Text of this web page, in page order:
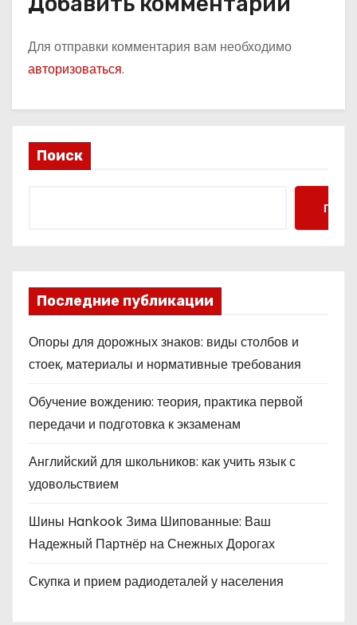
Для отправки комментария вам необходимо
авторизоваться.
Поиск
Поиск
Последние публикации
Опоры для дорожных знаков: виды столбов и
стоек, материалы и нормативные требования
Обучение вождению: теория, практика первой
передачи и подготовка к экзаменам
Английский для школьников: как учить язык с
удовольствием
Шины Hankook Зима Шипованные: Ваш
Надежный Партнёр на Снежных Дорогах
Скупка и прием радиодеталей у населения